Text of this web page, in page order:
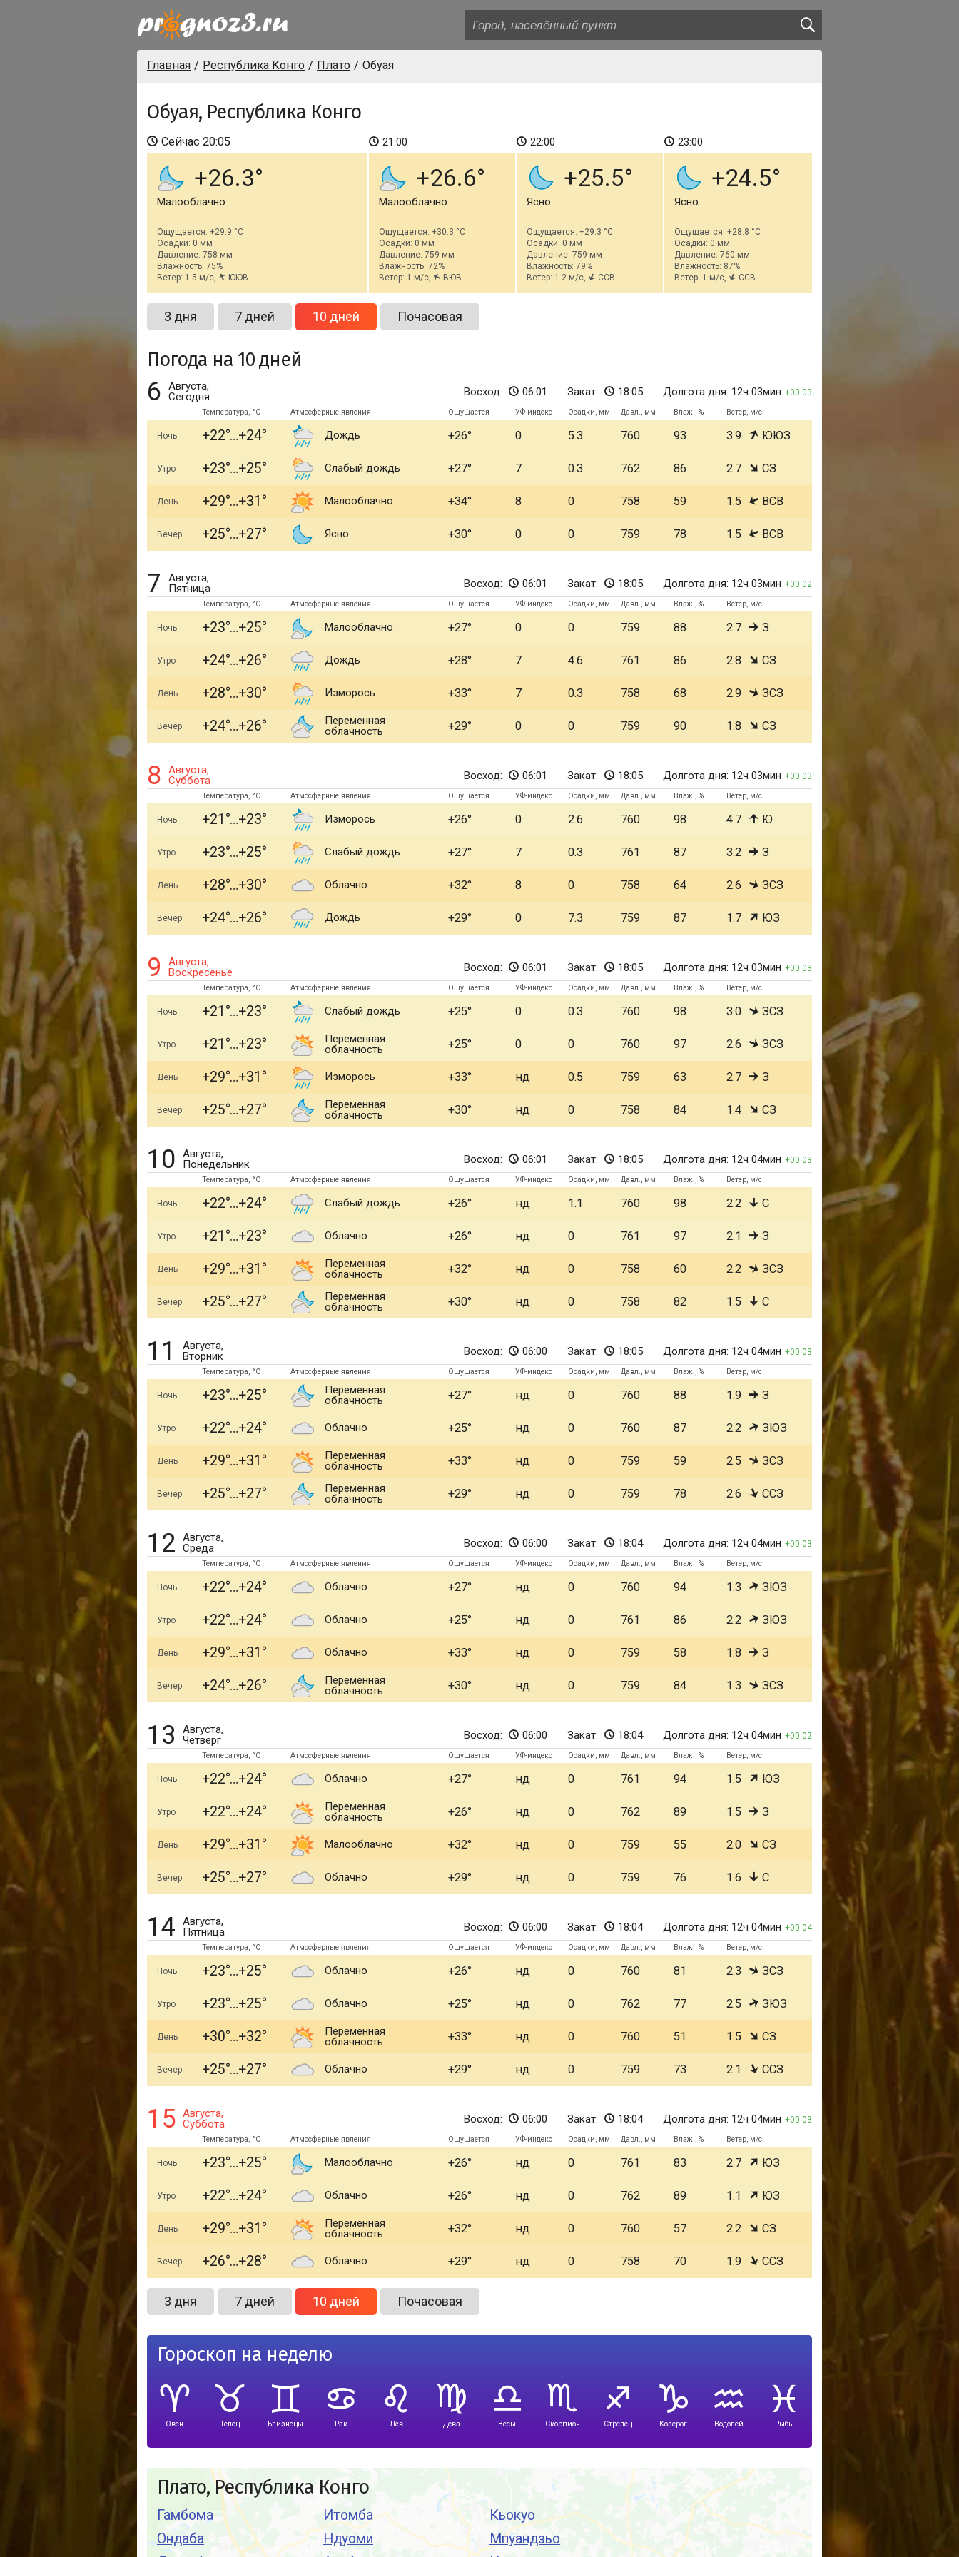
Главная Республика Конго Плато Обуая
Обуая, Республика Конго
Сейчас 20:05
+26.3
Малооблачно
Ощущается: +29.9 °C
Осадки: 0 мм
Давление: 758 мм
Влажность: 75%
Ветер: 1.5 м/с,
ЮЮВ
21:00
+26.6
Малооблачно
Ощущается: +30.3 °C
Осадки: 0 мм
Давление: 759 мм
Влажность: 72%
Ветер: 1 м/с,
ВЮВ
22:00
+25.5
Ясно
Ощущается: +29.3 °C
Осадки: 0 мм
Давление: 759 мм
Влажность: 79%
Ветер: 1.2 м/с,
ССВ
23:00
+24.5
Ясно
Ощущается: +28.8 °C
Осадки: 0 мм
Давление: 760 мм
Влажность: 87%
Ветер: 1 м/с,
ССВ
3 дня 7 дней 10 дней Почасовая
Погода на 10 дней
6
Августа,
Сегодня
Восход: 06:01 Закат: 18:05 Долгота дня: 12ч 03мин 00:03
Температура, °C Атмосферные явления Ощущается УФ-индекс Осадки, мм Давл., мм Влаж., % Ветер, м/с
Ночь +22 +24 Дождь +26 0 5.3 760 93 3.9 ЮЮЗ
Утро +23 +25 Слабый дождь +27 7 0.3 762 86 2.7 СЗ
День +29 +31 Малооблачно +34 8 0 758 59 1.5 ВСВ
Вечер +25 +27 Ясно +30 0 0 759 78 1.5 ВСВ
7
Августа,
Пятница
Восход: 06:01 Закат: 18:05 Долгота дня: 12ч 03мин 00:02
Температура, °C Атмосферные явления Ощущается УФ-индекс Осадки, мм Давл., мм Влаж., % Ветер, м/с
Ночь +23 +25 Малооблачно +27 0 0 759 88 2.7 З
Утро +24 +26 Дождь +28 7 4.6 761 86 2.8 СЗ
День +28 +30 Изморось +33 7 0.3 758 68 2.9 ЗСЗ
Вечер +24 +26
Переменная
облачность
+29 0 0 759 90 1.8 СЗ
8
Августа,
Суббота
Восход: 06:01 Закат: 18:05 Долгота дня: 12ч 03мин 00:03
Температура, °C Атмосферные явления Ощущается УФ-индекс Осадки, мм Давл., мм Влаж., % Ветер, м/с
Ночь +21 +23 Изморось +26 0 2.6 760 98 4.7 Ю
Утро +23 +25 Слабый дождь +27 7 0.3 761 87 3.2 З
День +28 +30 Облачно +32 8 0 758 64 2.6 ЗСЗ
Вечер +24 +26 Дождь +29 0 7.3 759 87 1.7 ЮЗ
9
Августа,
Воскресенье
Восход: 06:01 Закат: 18:05 Долгота дня: 12ч 03мин 00:03
Температура, °C Атмосферные явления Ощущается УФ-индекс Осадки, мм Давл., мм Влаж., % Ветер, м/с
Ночь +21 +23 Слабый дождь +25 0 0.3 760 98 3.0 ЗСЗ
Утро +21 +23
Переменная
облачность
+25 0 0 760 97 2.6 ЗСЗ
День +29 +31 Изморось +33 нд 0.5 759 63 2.7 З
Вечер +25 +27
Переменная
облачность
+30 нд 0 758 84 1.4 СЗ
10
Августа,
Понедельник
Восход: 06:01 Закат: 18:05 Долгота дня: 12ч 04мин 00:03
Температура, °C Атмосферные явления Ощущается УФ-индекс Осадки, мм Давл., мм Влаж., % Ветер, м/с
Ночь +22 +24 Слабый дождь +26 нд 1.1 760 98 2.2 С
Утро +21 +23 Облачно +26 нд 0 761 97 2.1 З
День +29 +31
Переменная
облачность
+32 нд 0 758 60 2.2 ЗСЗ
Вечер +25 +27
Переменная
облачность
+30 нд 0 758 82 1.5 С
11
Августа,
Вторник
Восход: 06:00 Закат: 18:05 Долгота дня: 12ч 04мин 00:03
Температура, °C Атмосферные явления Ощущается УФ-индекс Осадки, мм Давл., мм Влаж., % Ветер, м/с
Ночь +23 +25
Переменная
облачность
+27 нд 0 760 88 1.9 З
Утро +22 +24 Облачно +25 нд 0 760 87 2.2 ЗЮЗ
День +29 +31
Переменная
облачность
+33 нд 0 759 59 2.5 ЗСЗ
Вечер +25 +27
Переменная
облачность
+29 нд 0 759 78 2.6 ССЗ
12
Августа,
Среда
Восход: 06:00 Закат: 18:04 Долгота дня: 12ч 04мин 00:03
Температура, °C Атмосферные явления Ощущается УФ-индекс Осадки, мм Давл., мм Влаж., % Ветер, м/с
Ночь +22 +24 Облачно +27 нд 0 760 94 1.3 ЗЮЗ
Утро +22 +24 Облачно +25 нд 0 761 86 2.2 ЗЮЗ
День +29 +31 Облачно +33 нд 0 759 58 1.8 З
Вечер +24 +26
Переменная
облачность
+30 нд 0 759 84 1.3 ЗСЗ
13
Августа,
Четверг
Восход: 06:00 Закат: 18:04 Долгота дня: 12ч 04мин 00:02
Температура, °C Атмосферные явления Ощущается УФ-индекс Осадки, мм Давл., мм Влаж., % Ветер, м/с
Ночь +22 +24 Облачно +27 нд 0 761 94 1.5 ЮЗ
Утро +22 +24
Переменная
облачность
+26 нд 0 762 89 1.5 З
День +29 +31 Малооблачно +32 нд 0 759 55 2.0 СЗ
Вечер +25 +27 Облачно +29 нд 0 759 76 1.6 С
14
Августа,
Пятница
Восход: 06:00 Закат: 18:04 Долгота дня: 12ч 04мин 00:04
Температура, °C Атмосферные явления Ощущается УФ-индекс Осадки, мм Давл., мм Влаж., % Ветер, м/с
Ночь +23 +25 Облачно +26 нд 0 760 81 2.3 ЗСЗ
Утро +23 +25 Облачно +25 нд 0 762 77 2.5 ЗЮЗ
День +30 +32
Переменная
облачность
+33 нд 0 760 51 1.5 СЗ
Вечер +25 +27 Облачно +29 нд 0 759 73 2.1 ССЗ
15 Августа,
Суббота
Восход: 06:00 Закат: 18:04 Долгота дня: 12ч 04мин 00:03
Температура, °C Атмосферные явления Ощущается УФ-индекс Осадки, мм Давл., мм Влаж., % Ветер, м/с
Ночь +23 +25 Малооблачно +26 нд 0 761 83 2.7 ЮЗ
Утро +22 +24 Облачно +26 нд 0 762 89 1.1 ЮЗ
День +29 +31
Переменная
облачность
+32 нд 0 760 57 2.2 СЗ
Вечер +26 +28 Облачно +29 нд 0 758 70 1.9 ССЗ
3 дня 7 дней 10 дней Почасовая
Гороскоп на неделю
Овен Телец Близнецы Рак Лев Дева Весы Скорпион Стрелец Козерог Водолей Рыбы
Плато, Республика Конго
Гамбома
Ондаба
Итомба
Ндуоми
Кьокуо
Мпуандзьо